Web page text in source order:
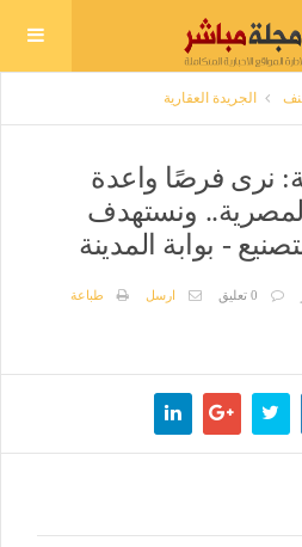
الجريدة العقارية
نرى فرصًا واعدة
ونستهدف
- بوابة المدينة
0 تعليق ارسل
طباعة